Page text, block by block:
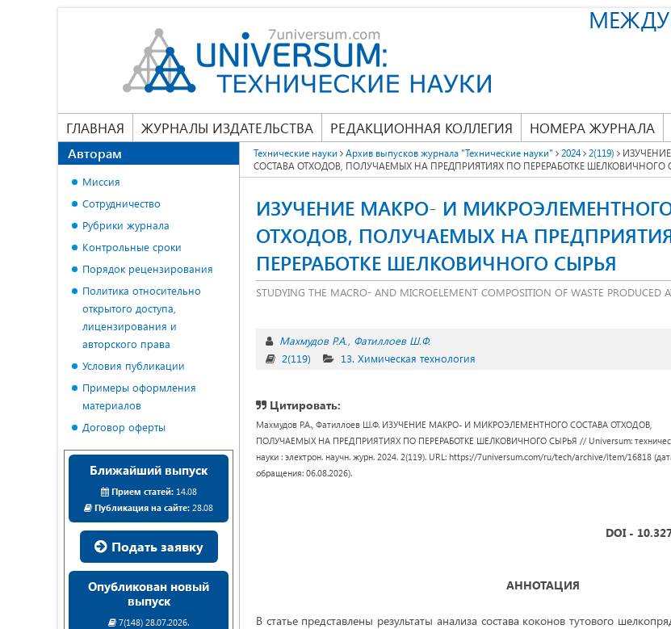
ГЛАВНАЯ ЖУРНАЛЫ ИЗДАТЕЛЬСТВА РЕДАКЦИОННАЯ КОЛЛЕГИЯ НОМЕРА ЖУРНАЛА
Технические науки Архив выпусков журнала "Технические науки" 2024 2(119)
СОСТАВА ОТХОДОВ, ПОЛУЧАЕМЫХ НА ПРЕДПРИЯТИЯХ ПО ПЕРЕРАБОТКЕ ШЕЛКОВИЧНОГО
ИЗУЧЕНИЕ МАКРО- И
ОТХОДОВ, ПОЛУЧАЕМЫХ НА
ПЕРЕРАБОТКЕ ШЕЛКОВИЧНОГО СЫРЬЯ
STUDYING THE MACRO- AND MICROELEMENT COMPOSITION OF WASTE PRODUCED
Махмудов Р.А. Фатиллоев Ш.Ф.
2(119)
13. Химическая технология
Цитировать:
Махмудов Р.А., Фатиллоев Ш.Ф. ИЗУЧЕНИЕ МАКРО- И МИКРОЭЛЕМЕНТНОГО СОСТАВА ОТХОДОВ,
ПОЛУЧАЕМЫХ НА ПРЕДПРИЯТИЯХ ПО ПЕРЕРАБОТКЕ ШЕЛКОВИЧНОГО СЫРЬЯ // Universum:
науки : электрон. научн. журн. 2024. 2(119). URL: https://7universum.com/ru/tech/archive/item/16818
обращения: 06.08.2026).
DOI -
АННОТАЦИЯ
В статье представлены результаты анализа состава коконов тутового
Авторам
Миссия
Сотрудничество
Рубрики журнала
Контрольные сроки
Порядок рецензирования
Политика относительно
открытого доступа,
лицензирования и
авторского права
Условия публикации
Примеры оформления
материалов
Договор оферты
Ближайший выпуск
Прием статей:14.08
Публикация на сайте: 28.08
Подать заявку
Опубликован новый
выпуск
7(148) 28.07.2026.